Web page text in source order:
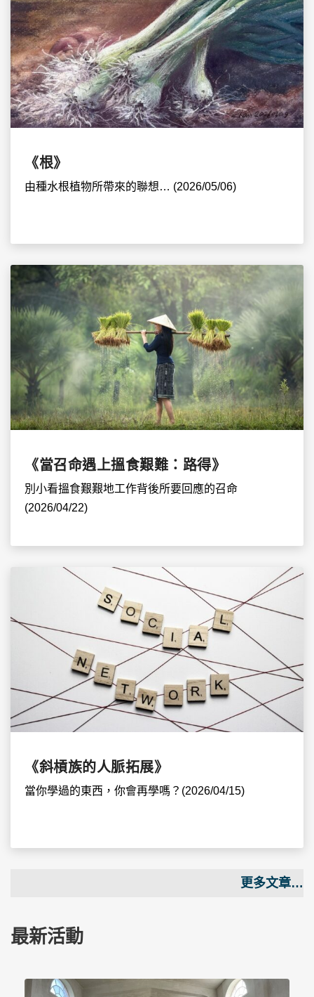
《根》
由種水根植物所帶來的聯想… (2026/05/06)
《當召命遇上搵食艱難：路得》
別小看搵食艱艱地工作背後所要回應的召命
(2026/04/22)
《斜槓族的人脈拓展》
當你學過的東西，你會再學嗎？(2026/04/15)
更多文章…
最新活動